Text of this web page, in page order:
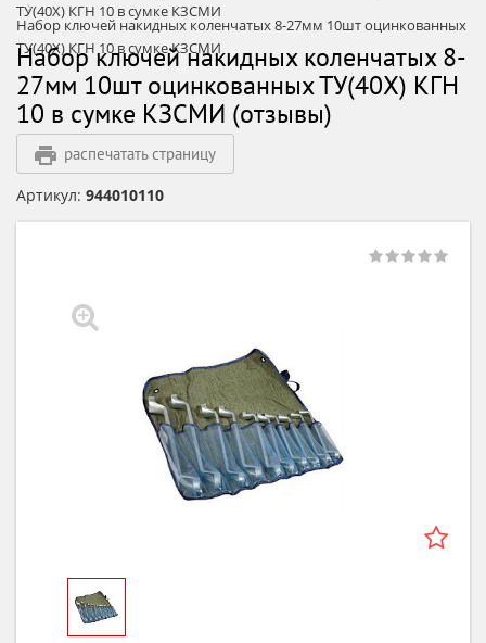
ТУ(40Х) КГН 10 в сумке КЗСМИ
Набор ключей накидных коленчатых 8-27мм 10шт оцинкованных
ТУ(40Х) КГН 10 в сумке КЗСМИ
Набор ключей накидных коленчатых 8-
27мм 10шт оцинкованных ТУ(40Х) КГН
10 в сумке КЗСМИ (отзывы)
распечатать страницу
Артикул: 944010110